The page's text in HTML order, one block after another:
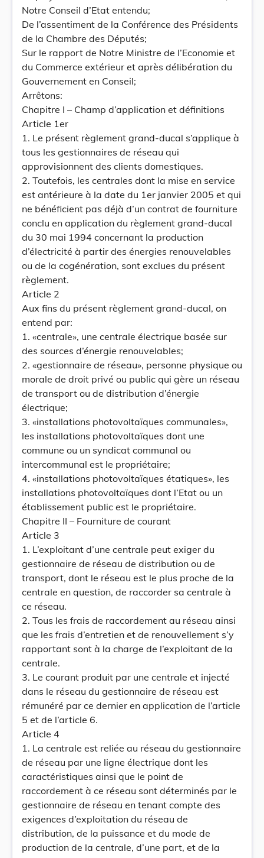
Notre Conseil d’Etat entendu;
De l’assentiment de la Conférence des Présidents
de la Chambre des Députés;
Sur le rapport de Notre Ministre de l’Economie et
du Commerce extérieur et après délibération du
Gouvernement en Conseil;
Arrêtons:
Chapitre I – Champ d’application et définitions
Article 1er
1. Le présent règlement grand-ducal s’applique à
tous les gestionnaires de réseau qui
approvisionnent des clients domestiques.
2. Toutefois, les centrales dont la mise en service
est antérieure à la date du 1er janvier 2005 et qui
ne bénéficient pas déjà d’un contrat de fourniture
conclu en application du règlement grand-ducal
du 30 mai 1994 concernant la production
d’électricité à partir des énergies renouvelables
ou de la cogénération, sont exclues du présent
règlement.
Article 2
Aux fins du présent règlement grand-ducal, on
entend par:
1. «centrale», une centrale électrique basée sur
des sources d’énergie renouvelables;
2. «gestionnaire de réseau», personne physique ou
morale de droit privé ou public qui gère un réseau
de transport ou de distribution d’énergie
électrique;
3. «installations photovoltaïques communales»,
les installations photovoltaïques dont une
commune ou un syndicat communal ou
intercommunal est le propriétaire;
4. «installations photovoltaïques étatiques», les
installations photovoltaïques dont l’Etat ou un
établissement public est le propriétaire.
Chapitre II – Fourniture de courant
Article 3
1. L’exploitant d’une centrale peut exiger du
gestionnaire de réseau de distribution ou de
transport, dont le réseau est le plus proche de la
centrale en question, de raccorder sa centrale à
ce réseau.
2. Tous les frais de raccordement au réseau ainsi
que les frais d’entretien et de renouvellement s’y
rapportant sont à la charge de l’exploitant de la
centrale.
3. Le courant produit par une centrale et injecté
dans le réseau du gestionnaire de réseau est
rémunéré par ce dernier en application de l’article
5 et de l’article 6.
Article 4
1. La centrale est reliée au réseau du gestionnaire
de réseau par une ligne électrique dont les
caractéristiques ainsi que le point de
raccordement à ce réseau sont déterminés par le
gestionnaire de réseau en tenant compte des
exigences d’exploitation du réseau de
distribution, de la puissance et du mode de
production de la centrale, d’une part, et de la